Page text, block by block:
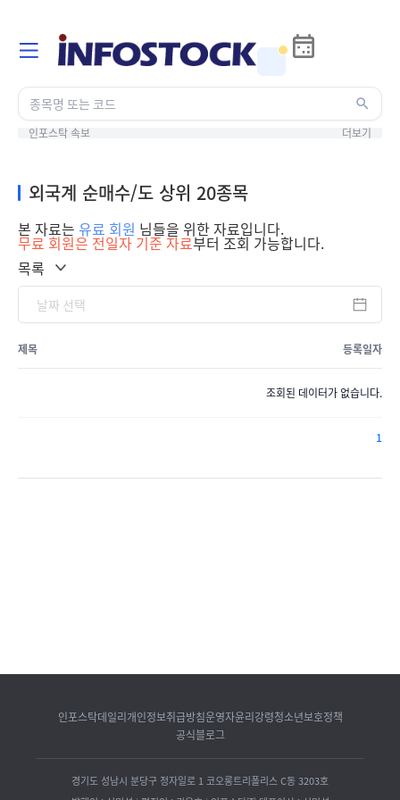
인포스탁 속보 더보기
외국계 순매수/도 상위 20종목
본 자료는 유료 회원 님들을 위한 자료입니다.
무료 회원은 전일자 기준 자료부터 조회 가능합니다.
목록
제목 등록일자
조회된 데이터가 없습니다.
1
인포스탁데일리개인정보취급방침운영자윤리강령청소년보호정책
공식블로그
경기도 성남시 분당구 정자일로 1 코오롱트리폴리스 C동 3203호